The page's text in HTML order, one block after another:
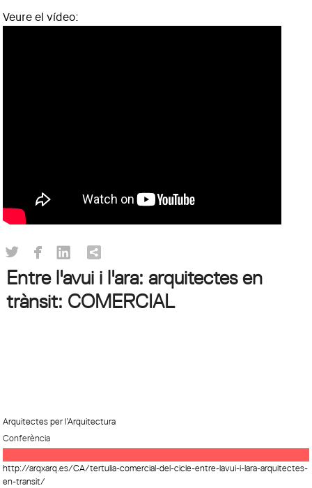
Veure el vídeo:
Entre l'avui i l'ara: arquitectes en
trànsit: COMERCIAL
Arquitectes per l’Arquitectura
Conferència
http://arqxarq.es/CA/tertulia-comercial-del-cicle-entre-lavui-i-lara-arquitectes-
en-transit/